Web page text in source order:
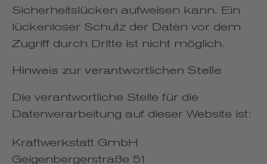
Sicherheitslücken aufweisen kann. Ein
lückenloser Schutz der Daten vor dem
Zugriff durch Dritte ist nicht möglich.
Hinweis zur verantwortlichen Stelle
Die verantwortliche Stelle für die
Datenverarbeitung auf dieser Website ist:
Kraftwerkstatt GmbH
Geigenbergerstraße 51